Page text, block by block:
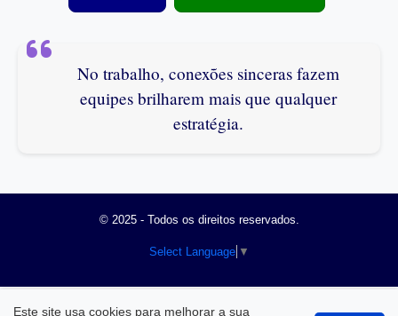
No trabalho, conexões sinceras fazem
equipes brilharem mais que qualquer
estratégia.
© 2025 - Todos os direitos reservados.
Select Language ▼
Este site usa cookies para melhorar a sua